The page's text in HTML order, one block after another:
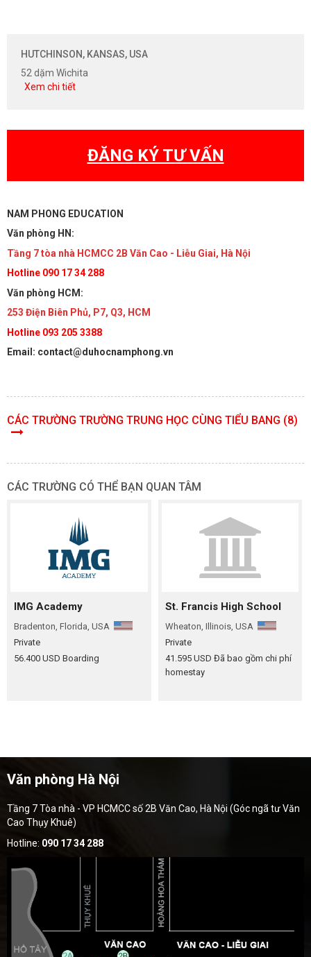
HUTCHINSON, KANSAS, USA
52 dặm Wichita
Xem chi tiết
ĐĂNG KÝ TƯ VẤN
NAM PHONG EDUCATION
Văn phòng HN:
Tầng 7 tòa nhà HCMCC 2B Văn Cao - Liễu Giai, Hà Nội
Hotline 090 17 34 288
Văn phòng HCM:
253 Điện Biên Phủ, P7, Q3, HCM
Hotline 093 205 3388
Email: contact@duhocnamphong.vn
CÁC TRƯỜNG TRƯỜNG TRUNG HỌC CÙNG TIỂU BANG (8)
CÁC TRƯỜNG CÓ THỂ BẠN QUAN TÂM
IMG Academy
Bradenton, Florida, USA
Private
56.400 USD Boarding
St. Francis High School
Wheaton, Illinois, USA
Private
41.595 USD Đã bao gồm chi phí
homestay
Văn phòng Hà Nội
Tầng 7 Tòa nhà - VP HCMCC số 2B Văn Cao, Hà Nội (Góc ngã tư Văn
Cao Thụy Khuê)
Hotline: 090 17 34 288